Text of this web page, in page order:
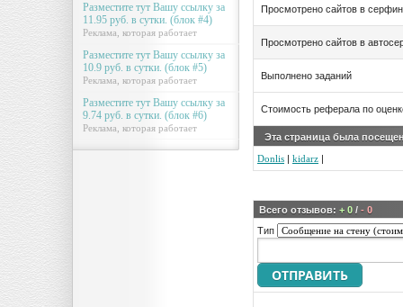
Разместите тут Вашу ссылку за
11.95 руб. в сутки. (блок #4)
Реклама, которая работает
Разместите тут Вашу ссылку за
10.9 руб. в сутки. (блок #5)
Реклама, которая работает
Разместите тут Вашу ссылку за
9.74 руб. в сутки. (блок #6)
Реклама, которая работает
Просмотрено сайтов в
Просмотрено сайтов в
Выполнено заданий
Стоимость реферала по
Эта страница была
Donlis | kidarz |
Всего отзывов: + 0 / - 0
Тип